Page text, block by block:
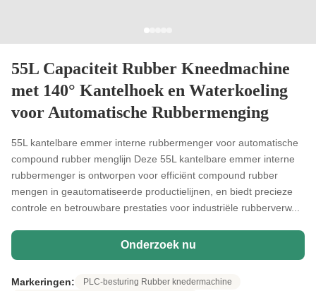
55L Capaciteit Rubber Kneedmachine
met 140° Kantelhoek en Waterkoeling
voor Automatische Rubbermenging
55L kantelbare emmer interne rubbermenger voor automatische
compound rubber menglijn Deze 55L kantelbare emmer interne
rubbermenger is ontworpen voor efficiënt compound rubber
mengen in geautomatiseerde productielijnen, en biedt precieze
controle en betrouwbare prestaties voor industriële rubberverw...
Onderzoek nu
Markeringen:
PLC-besturing Rubber knedermachine